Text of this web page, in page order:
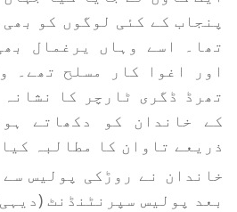
پنجاب کے کئی لوگوں کو
تھا۔ اسے وہاں یرغمال
اور اغوا کار مسلح تھے۔
تھرڈ ڈگری ٹارچر کا
کے خاندان کو دکھاتے
ذریعے تاوان کا مطالبہ
خاندان نے روڑکی پولیس
بعد پولیس سپرنٹنڈنٹ